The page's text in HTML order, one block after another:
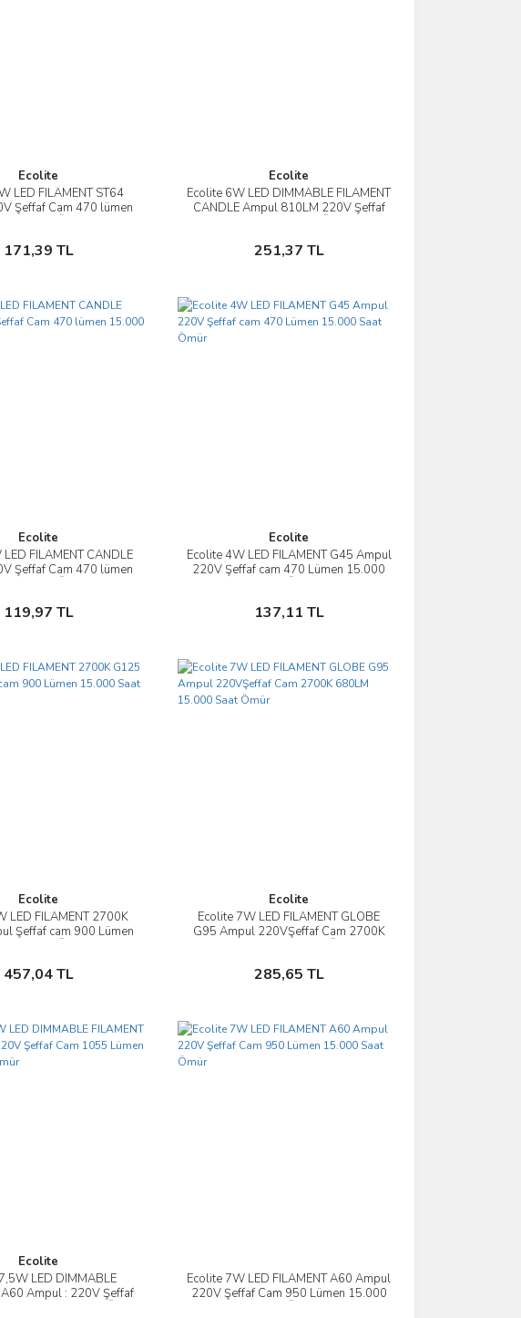
Ecolite
LED FILAMENT ST64
Şeffaf Cam 470 lümen
171,39 TL
İncele
Sepete Ekle
Ecolite
Ecolite 6W LED DIMMABLE FILAMENT
CANDLE Ampul 810LM 220V Şeffaf
251,37 TL
İncele
Sepete Ekle
Ecolite
FILAMENT CANDLE
Şeffaf Cam 470 lümen
119,97 TL
İncele
Sepete Ekle
Ecolite
Ecolite 4W LED FILAMENT G45 Ampul
220V Şeffaf cam 470 Lümen 15.000
137,11 TL
İncele
Sepete Ekle
Ecolite
LED FILAMENT 2700K
Şeffaf cam 900 Lümen
457,04 TL
İncele
Sepete Ekle
Ecolite
Ecolite 7W LED FILAMENT GLOBE
G95 Ampul 220VŞeffaf Cam 2700K
285,65 TL
İncele
Sepete Ekle
Ecolite
LED DIMMABLE
A60 Ampul : 220V Şeffaf
İncele
Ecolite 7W LED FILAMENT A60 Ampul
220V Şeffaf Cam 950 Lümen 15.000
İncele